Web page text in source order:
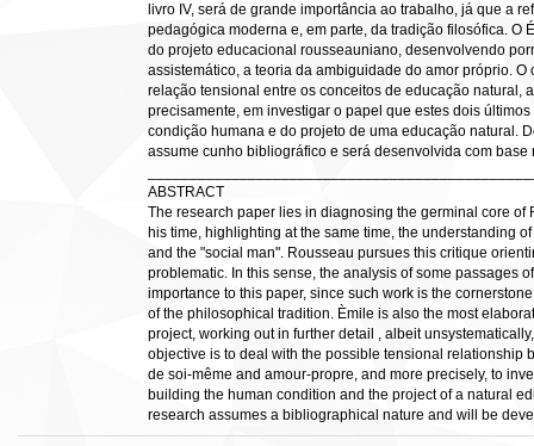
livro IV, será de grande importância ao trabalho, já que a
pedagógica moderna e, em parte, da tradição filosófica. O
do projeto educacional rousseauniano, desenvolvendo
assistemático, a teoria da ambiguidade do amor próprio.
relação tensional entre os conceitos de educação natural,
precisamente, em investigar o papel que estes dois
condição humana e do projeto de uma educação natural.
assume cunho bibliográfico e será desenvolvida com
ABSTRACT
The research paper lies in diagnosing the germinal core
his time, highlighting at the same time, the understanding
and the "social man". Rousseau pursues this critique
problematic. In this sense, the analysis of some passages
importance to this paper, since such work is the
of the philosophical tradition. Èmile is also the most
project, working out in further detail , albeit
objective is to deal with the possible tensional relationship
de soi-même and amour-propre, and more precisely, to
building the human condition and the project of a natural
research assumes a bibliographical nature and will be